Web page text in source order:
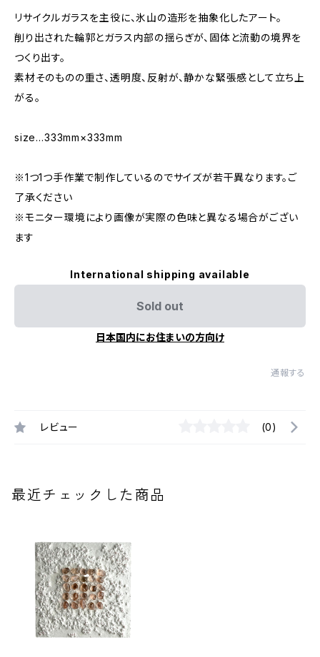
リサイクルガラスを主役に、氷山の造形を抽象化したアート。
削り出された輪郭とガラス内部の揺らぎが、固体と流動の境界を
つくり出す。
素材そのものの重さ、透明度、反射が、静かな緊張感として立ち上
がる。
size…333mm×333mm
※1つ1つ手作業で制作しているのでサイズが若干異なります。ご
了承ください
※モニター環境により画像が実際の色味と異なる場合がござい
ます
International shipping available
Sold out
日本国内にお住まいの方向け
通報する
レビュー (0)
最近チェックした商品